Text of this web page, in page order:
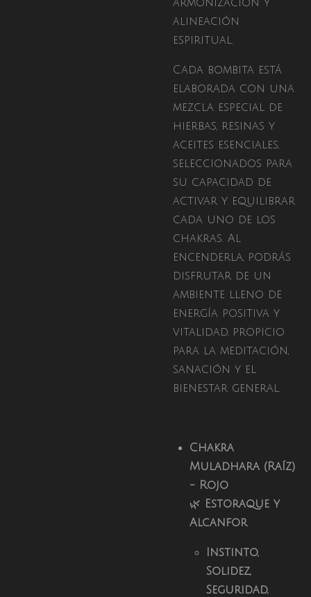
armonización y
alineación
espiritual.
Cada bombita está
elaborada con una
mezcla especial de
hierbas, resinas y
aceites esenciales,
seleccionados para
su capacidad de
activar y equilibrar
cada uno de los
chakras. Al
encenderla, podrás
disfrutar de un
ambiente lleno de
energía positiva y
vitalidad, propicio
para la meditación,
sanación y el
bienestar general.
Chakra
Muladhara (Raíz)
- Rojo
🌿 Estoraque y
Alcanfor
Instinto,
Solidez,
Seguridad,